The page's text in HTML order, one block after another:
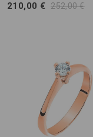
210,00 € 252,00 €